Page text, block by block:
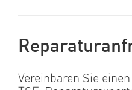
Vereinbaren Sie